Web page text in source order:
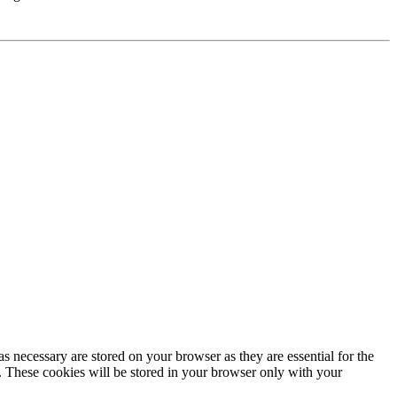
are stored on your browser as they are essential for the
These cookies will be stored in your browser only with your